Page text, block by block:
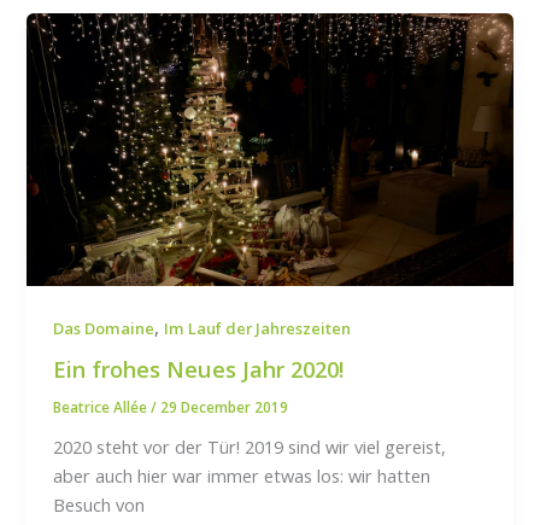
Das Domaine, Im Lauf der Jahreszeiten
Ein frohes Neues Jahr 2020!
Beatrice Allée/ 29 December 2019
2020 steht vor der Tür! 2019 sind wir viel gereist,
aber auch hier war immer etwas los: wir hatten
Besuch von